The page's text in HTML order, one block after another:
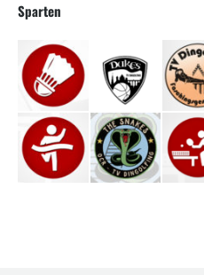
Sparten